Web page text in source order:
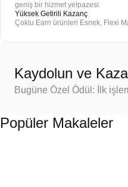
geniş bir hizmet yelpazesi.
Yüksek Getirili Kazanç
Çoklu Earn ürünleri Esnek, Flexi
Kaydolun ve
Bugüne Özel Ödül: İlk
Popüler Makaleler